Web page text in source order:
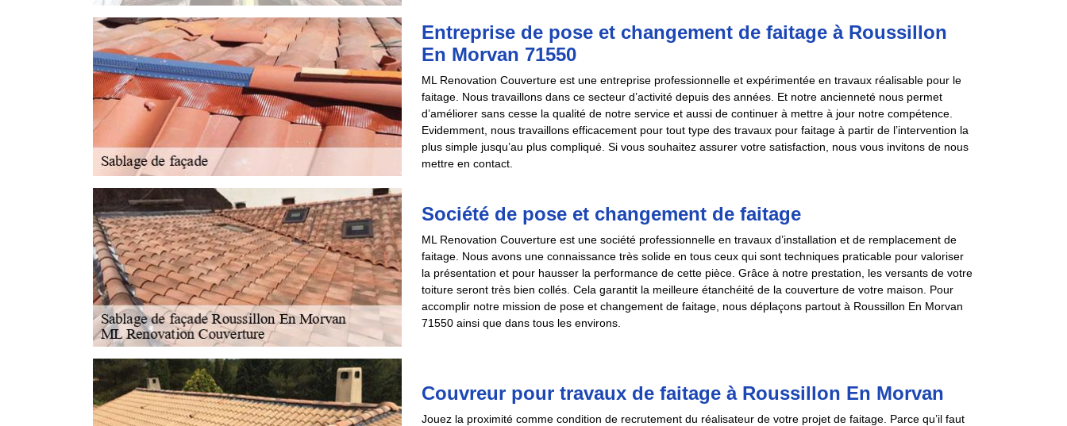
Entreprise de pose et changement de faitage à Roussillon
En Morvan 71550
ML Renovation Couverture est une entreprise professionnelle et expérimentée en travaux réalisable pour le
faitage. Nous travaillons dans ce secteur d’activité depuis des années. Et notre ancienneté nous permet
d’améliorer sans cesse la qualité de notre service et aussi de continuer à mettre à jour notre compétence.
Evidemment, nous travaillons efficacement pour tout type des travaux pour faitage à partir de l’intervention la
plus simple jusqu’au plus compliqué. Si vous souhaitez assurer votre satisfaction, nous vous invitons de nous
mettre en contact.
Société de pose et changement de faitage
ML Renovation Couverture est une société professionnelle en travaux d’installation et de remplacement de
faitage. Nous avons une connaissance très solide en tous ceux qui sont techniques praticable pour valoriser
la présentation et pour hausser la performance de cette pièce. Grâce à notre prestation, les versants de votre
toiture seront très bien collés. Cela garantit la meilleure étanchéité de la couverture de votre maison. Pour
accomplir notre mission de pose et changement de faitage, nous déplaçons partout à Roussillon En Morvan
71550 ainsi que dans tous les environs.
Couvreur pour travaux de faitage à Roussillon En Morvan
Jouez la proximité comme condition de recrutement du réalisateur de votre projet de faitage. Parce qu’il faut